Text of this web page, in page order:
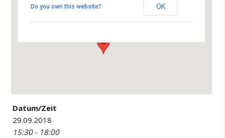
Leopoldshafen
Do you own this website? OK
Datum/Zeit
29.09.2018
15:30 - 18:00